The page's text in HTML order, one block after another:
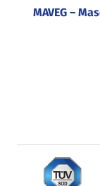
MAVEG –